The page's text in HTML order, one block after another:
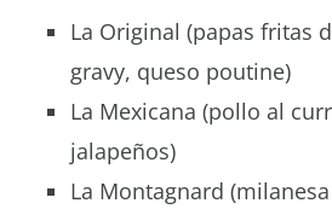
La Original (papas fritas
gravy, queso poutine)
La Mexicana (pollo al
jalapeños)
La Montagnard